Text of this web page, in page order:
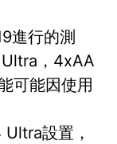
進行的測
，4xAA
可能因使用
設置，